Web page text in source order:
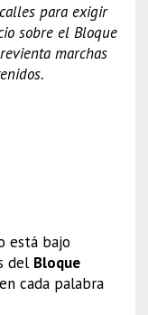
para exigir
sobre el Bloque
marchas
está bajo
del Bloque
cada palabra